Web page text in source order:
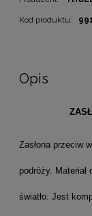
Kod produktu:
Opis
Zasłona przeciw
podróży.
światło. Jest